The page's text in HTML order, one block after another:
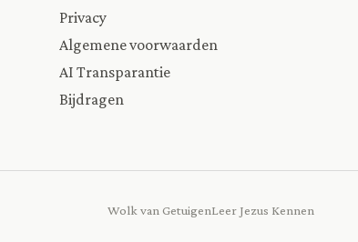
Privacy
Algemene voorwaarden
AI Transparantie
Bijdragen
Wolk van GetuigenLeer Jezus Kennen